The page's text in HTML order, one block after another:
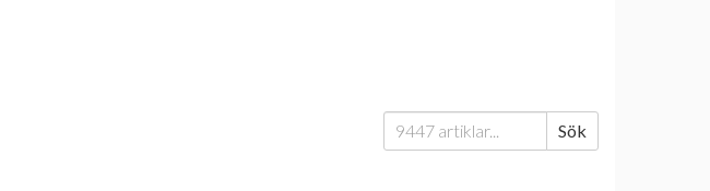
Sök
efter:
Sök